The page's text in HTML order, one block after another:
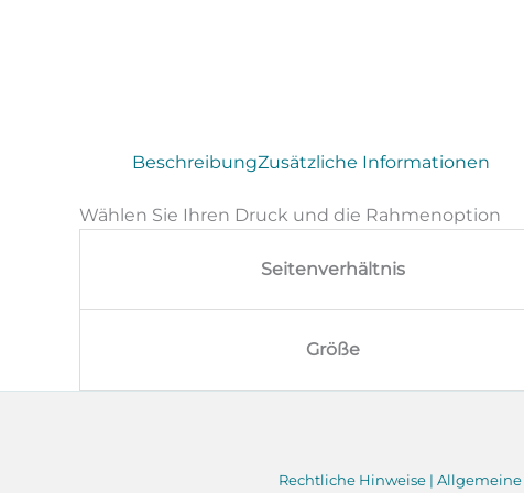
BeschreibungZusätzliche Informationen
Wählen Sie Ihren Druck und die Rahmenoption
Seitenverhältnis
Größe
Rechtliche Hinweise | Allgemeine